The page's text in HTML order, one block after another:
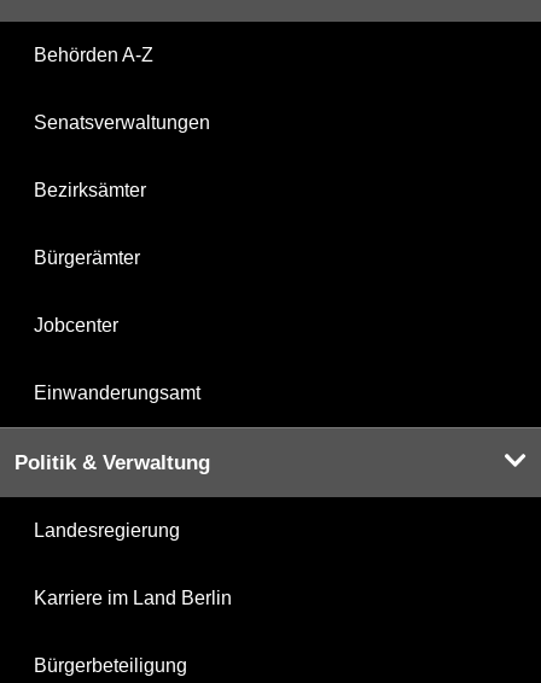
Behörden A-Z
Senatsverwaltungen
Bezirksämter
Bürgerämter
Jobcenter
Einwanderungsamt
Politik & Verwaltung
Landesregierung
Karriere im Land Berlin
Bürgerbeteiligung